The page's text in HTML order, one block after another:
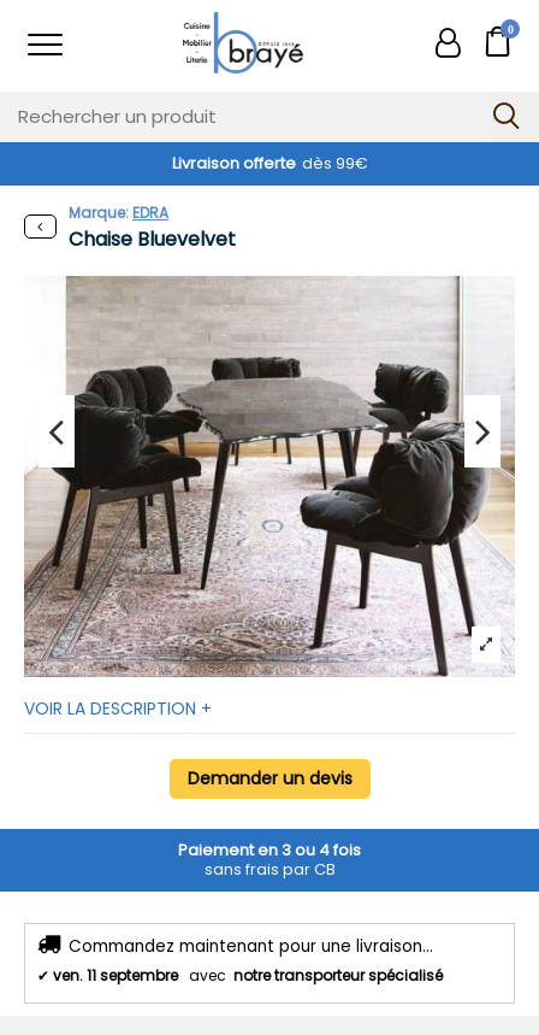
0
Livraison offerte dès 99€
Chaise Bluevelvet
Marque:EDRA
VOIR LA DESCRIPTION +
Demander un devis
Paiement en 3 ou 4 fois
sans frais par CB
Commandez maintenant pour une livraison...
✔ ven. 11 septembre avec notre transporteur spécialisé